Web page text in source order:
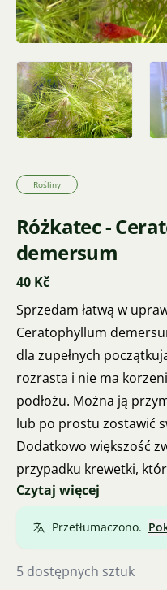
Rośliny
Różkatec -
demersum
40 Kč
Sprzedam łatwą w
Ceratophyllum
dla zupełnych
rozrasta i nie ma
podłożu. Można ją
lub po prostu zostawić
Dodatkowo większość
przypadku krewetki,
Cena dotyczy kilku
Dodatkowo sprzedaję
Czytaj więcej
Przetłumaczono.
5 dostępnych sztuk